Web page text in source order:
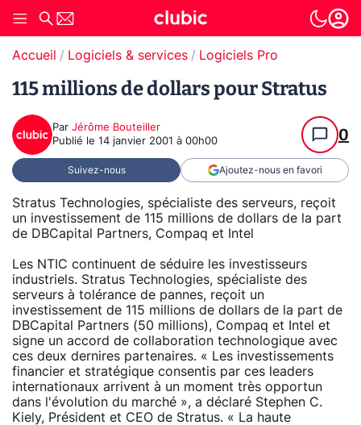
Accueil Logiciels & services Logiciels Pro
115 millions de dollars pour Stratus
Par Jérôme Bouteiller
Publié le 14 janvier 2001 à 00h00 0
Suivez-nous Ajoutez-nous en favori
Stratus Technologies, spécialiste des serveurs, reçoit
un investissement de 115 millions de dollars de la part
de DBCapital Partners, Compaq et Intel
Les NTIC continuent de séduire les investisseurs
industriels. Stratus Technologies, spécialiste des
serveurs à tolérance de pannes, reçoit un
investissement de 115 millions de dollars de la part de
DBCapital Partners (50 millions), Compaq et Intel et
signe un accord de collaboration technologique avec
ces deux dernires partenaires. « Les investissements
financier et stratégique consentis par ces leaders
internationaux arrivent à un moment très opportun
dans l'évolution du marché », a déclaré Stephen C.
Kiely, Président et CEO de Stratus. « La haute